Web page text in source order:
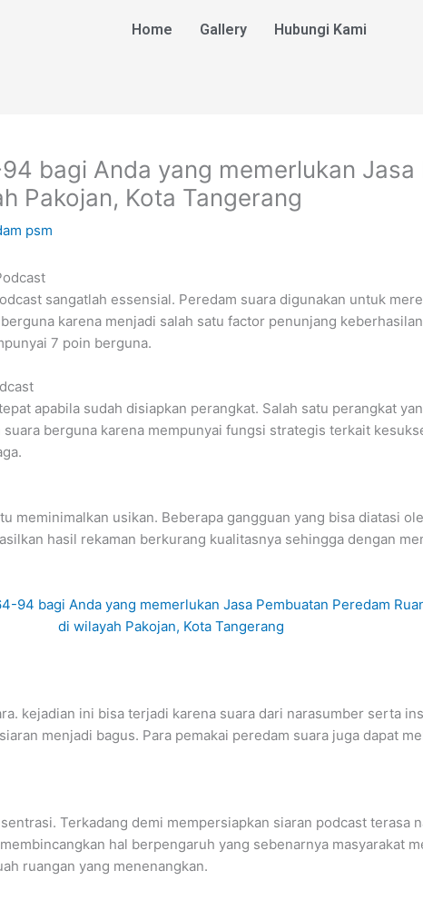
Home Gallery Hubungi Kami
bagi Anda yang memerlukan Jasa
Pakojan, Kota Tangerang
psm
sangatlah essensial. Peredam suara digunakan untuk
karena menjadi salah satu factor penunjang
7 poin berguna.
apabila sudah disiapkan perangkat. Salah satu perangkat
suara berguna karena mempunyai fungsi strategis terkait
meminimalkan usikan. Beberapa gangguan yang bisa diatasi
hasil rekaman berkurang kualitasnya sehingga dengan
kejadian ini bisa terjadi karena suara dari narasumber serta
menjadi bagus. Para pemakai peredam suara juga dapat
Terkadang demi mempersiapkan siaran podcast terasa
hal berpengaruh yang sebenarnya masyarakat
ruangan yang menenangkan.